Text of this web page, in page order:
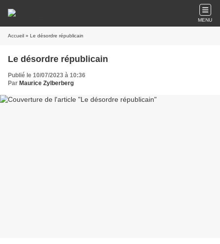
MENU
Accueil » Le désordre républicain
Le désordre républicain
Publié le 10/07/2023 à 10:36
Par Maurice Zylberberg